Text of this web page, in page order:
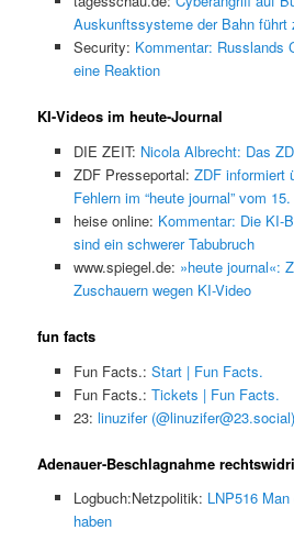
Auskunftssysteme der Bahn führt
Security: Kommentar: Russlands
eine Reaktion
KI-Videos im heute-Journal
DIE ZEIT: Nicola Albrecht: Das
ZDF Presseportal: ZDF informiert
Fehlern im “heute journal” vom
heise online: Kommentar: Die KI-
sind ein schwerer Tabubruch
www.spiegel.de: »heute journal«:
Zuschauern wegen KI-Video
fun facts
Fun Facts.: Start | Fun Facts.
Fun Facts.: Tickets | Fun Facts.
23: linuzifer (@linuzifer@23.social)
Adenauer-Beschlagnahme
Logbuch:Netzpolitik: LNP516
haben